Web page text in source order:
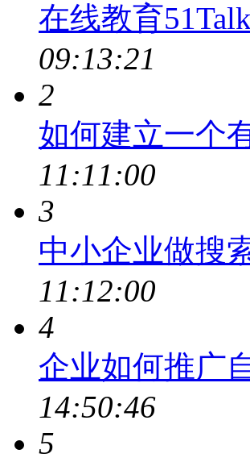
在线教育
09:13:21
2
如何建立一个
11:11:00
3
中小企业做搜
11:12:00
4
企业如何推广
14:50:46
5